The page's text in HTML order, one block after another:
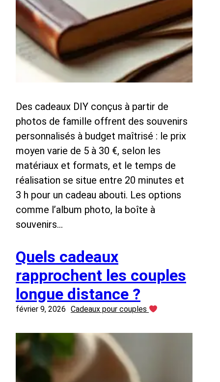
Des cadeaux DIY conçus à partir de
photos de famille offrent des souvenirs
personnalisés à budget maîtrisé : le prix
moyen varie de 5 à 30 €, selon les
matériaux et formats, et le temps de
réalisation se situe entre 20 minutes et
3 h pour un cadeau abouti. Les options
comme l’album photo, la boîte à
souvenirs…
Quels cadeaux
rapprochent les couples
longue distance ?
février 9, 2026 Cadeaux pour couples